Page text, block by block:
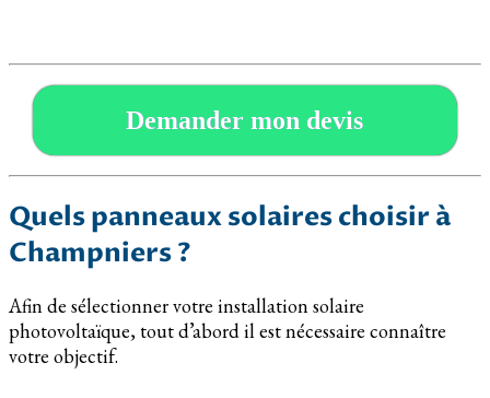
Demander mon devis
Quels panneaux solaires choisir à
Champniers ?
Afin de sélectionner votre installation solaire
photovoltaïque, tout d’abord il est nécessaire connaître
votre objectif.